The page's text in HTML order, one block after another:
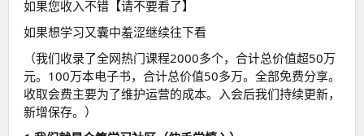
如果您收入不错【请不要看了】
如果想学习又囊中羞涩继续往下看
（我们收录了全网热门课程2000多个，合计总价值超50万
元。100万本电子书，合计总价值50多万。全部免费分享。
收取会费主要为了维护运营的成本。入会后我们持续更新，
新增保存。）